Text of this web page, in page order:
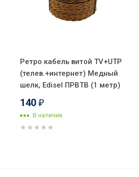
Ретро кабель витой TV+UTP
(телев.+интернет) Медный
шелк, Edisel ПРВТВ (1 метр)
140 ₽
В наличии